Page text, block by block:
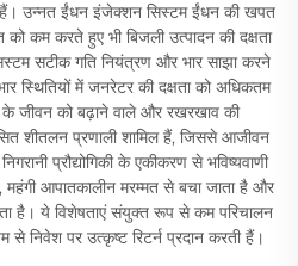
उन्नत ईंधन इंजेक्शन सिस्टम ईंधन की खपत
कम करते हुए भी बिजली उत्पादन की दक्षता
सटीक गति नियंत्रण और भार साझा करने
स्थितियों में जनरेटर की दक्षता को अधिकतम
जीवन को बढ़ाने वाले और रखरखाव की
शीतलन प्रणाली शामिल हैं, जिससे आजीवन
प्रौद्योगिकी के एकीकरण से भविष्यवाणी
आपातकालीन मरम्मत से बचा जाता है और
है। ये विशेषताएं संयुक्त रूप से कम परिचालन
से निवेश पर उत्कृष्ट रिटर्न प्रदान करती हैं।